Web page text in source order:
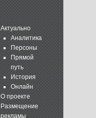
Актуально
Аналитика
Персоны
Прямой
путь
История
Онлайн
О проекте
Размещение
рекламы